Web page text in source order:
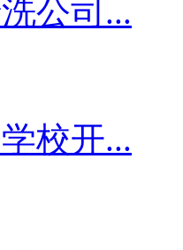
公司...
校开...